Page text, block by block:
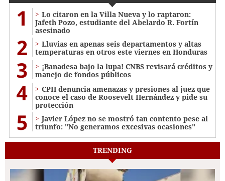
1
Lo citaron en la Villa Nueva y lo raptaron:
Jafeth Pozo, estudiante del Abelardo R. Fortín
asesinado
2
Lluvias en apenas seis departamentos y altas
temperaturas en otros este viernes en Honduras
3
¡Banadesa bajo la lupa! CNBS revisará créditos y
manejo de fondos públicos
4
CPH denuncia amenazas y presiones al juez que
conoce el caso de Roosevelt Hernández y pide su
protección
5
Javier López no se mostró tan contento pese al
triunfo: "No generamos excesivas ocasiones"
TRENDING